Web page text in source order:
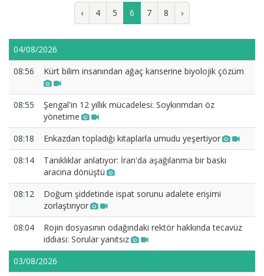
‹ 4 5 6 7 8 ›
04/08/2026
08:56
Kürt bilim insanından ağaç kanserine biyolojik çözüm
08:55
Şengal'in 12 yıllık mücadelesi: Soykırımdan öz
yönetime
08:18
Enkazdan topladığı kitaplarla umudu yeşertiyor
08:14
Tanıklıklar anlatıyor: İran'da aşağılanma bir baskı
aracına dönüştü
08:12
Doğum şiddetinde ispat sorunu adalete erişimi
zorlaştırıyor
08:04
Rojin dosyasının odağındaki rektör hakkında tecavüz
iddiası: Sorular yanıtsız
03/08/2026